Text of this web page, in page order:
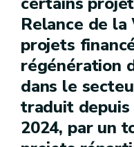
Relance de la
projets
régénération
dans le
traduit depuis
2024, par un